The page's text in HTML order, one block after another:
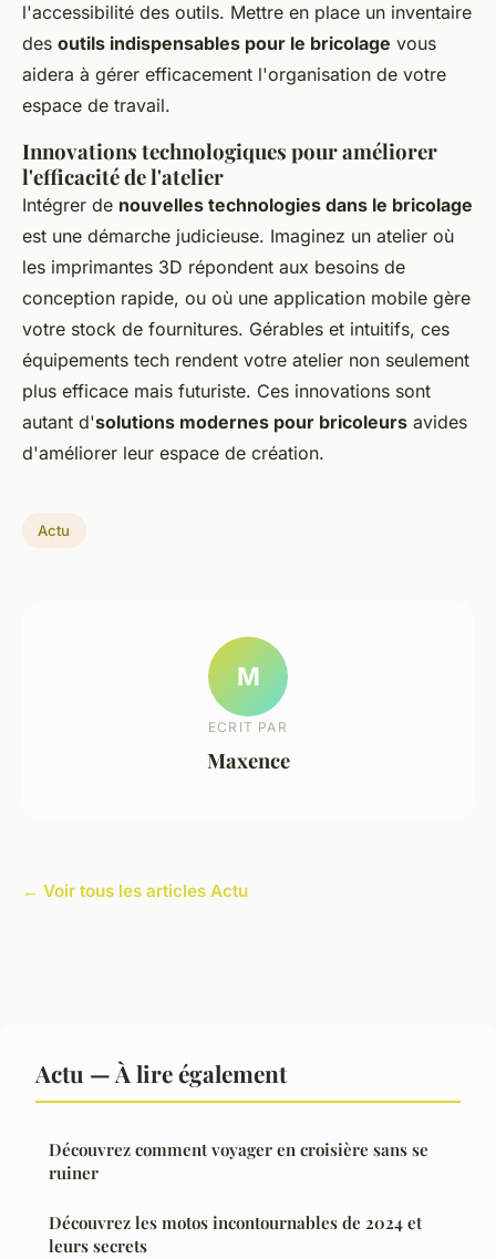
l'accessibilité des outils. Mettre en place un inventaire
des outils indispensables pour le bricolage vous
aidera à gérer efficacement l'organisation de votre
espace de travail.
Innovations technologiques pour améliorer
l'efficacité de l'atelier
Intégrer de nouvelles technologies dans le bricolage
est une démarche judicieuse. Imaginez un atelier où
les imprimantes 3D répondent aux besoins de
conception rapide, ou où une application mobile gère
votre stock de fournitures. Gérables et intuitifs, ces
équipements tech rendent votre atelier non seulement
plus efficace mais futuriste. Ces innovations sont
autant d'solutions modernes pour bricoleurs avides
d'améliorer leur espace de création.
Actu
M
ECRIT PAR
Maxence
← Voir tous les articles Actu
Actu — À lire également
Découvrez comment voyager en croisière sans se
ruiner
Découvrez les motos incontournables de 2024 et
leurs secrets